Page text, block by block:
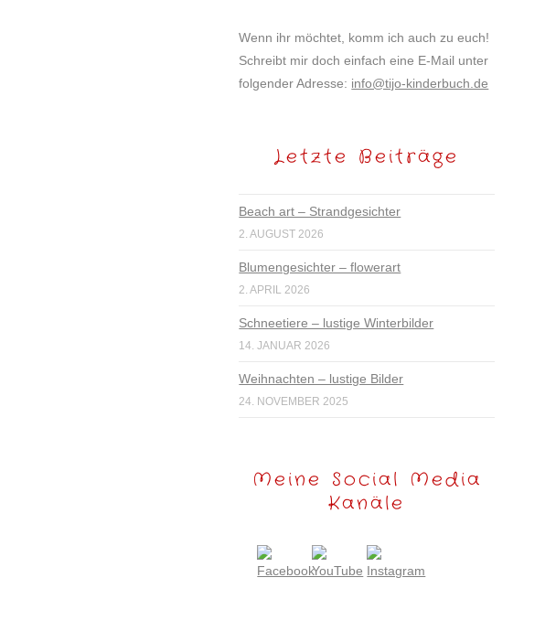
Wenn ihr möchtet, komm ich auch zu euch!
Schreibt mir doch einfach eine E-Mail unter
folgender Adresse: info@tijo-kinderbuch.de
Letzte Beiträge
Beach art – Strandgesichter
2. AUGUST 2026
Blumengesichter – flowerart
2. APRIL 2026
Schneetiere – lustige Winterbilder
14. JANUAR 2026
Weihnachten – lustige Bilder
24. NOVEMBER 2025
Meine Social Media
Kanäle